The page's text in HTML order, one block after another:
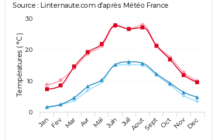
Températures ( °C )
Source : Linternaute.com d'après Météo France
JanFev Mar Avr Mai Juin JuilAoutSept OctNovDec
0
10
20
30